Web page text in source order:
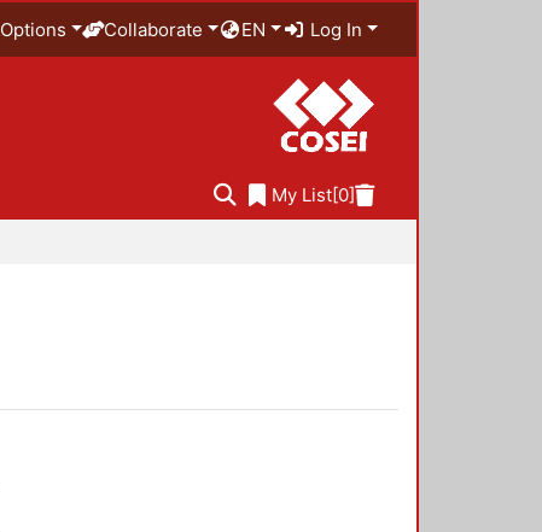
Options Collaborate EN Log In
My List[0]